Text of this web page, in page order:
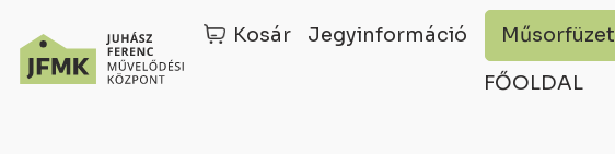
Kosár Jegyinformáció Műsorfüzet
FŐOLDAL